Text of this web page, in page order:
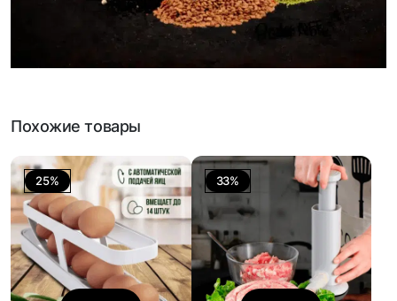
Похожие товары
25% 33%